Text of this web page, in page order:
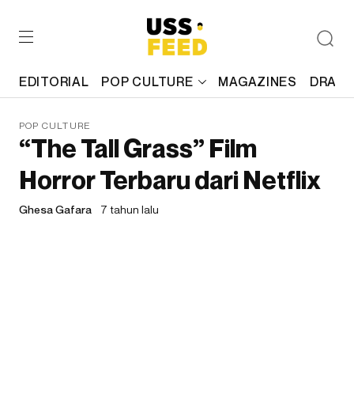
EDITORIAL POP CULTURE MAGAZINES
POP CULTURE
“The Tall Grass” Film
Horror Terbaru dari Netflix
Ghesa Gafara 7 tahun lalu